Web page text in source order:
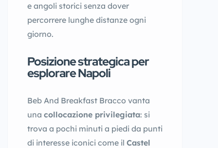
e angoli storici senza dover
percorrere lunghe distanze ogni
giorno.
Posizione strategica per
esplorare Napoli
Beb And Breakfast Bracco vanta
una collocazione privilegiata: si
trova a pochi minuti a piedi da punti
di interesse iconici come il Castel